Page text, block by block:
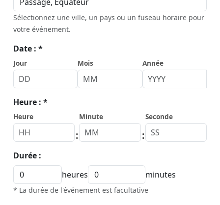
Sélectionnez une ville, un pays ou un fuseau horaire pour
votre événement.
Date : *
Jour Mois Année
Heure : *
Heure
:
Minute
:
Seconde
Durée :
heures
minutes
* La durée de l'événement est facultative